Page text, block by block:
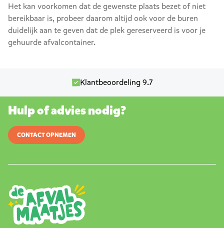
Het kan voorkomen dat de gewenste plaats bezet of niet
bereikbaar is, probeer daarom altijd ook voor de buren
duidelijk aan te geven dat de plek gereserveerd is voor je
gehuurde afvalcontainer.
Klantbeoordeling 9.7
Hulp of advies nodig?
CONTACT OPNEMEN